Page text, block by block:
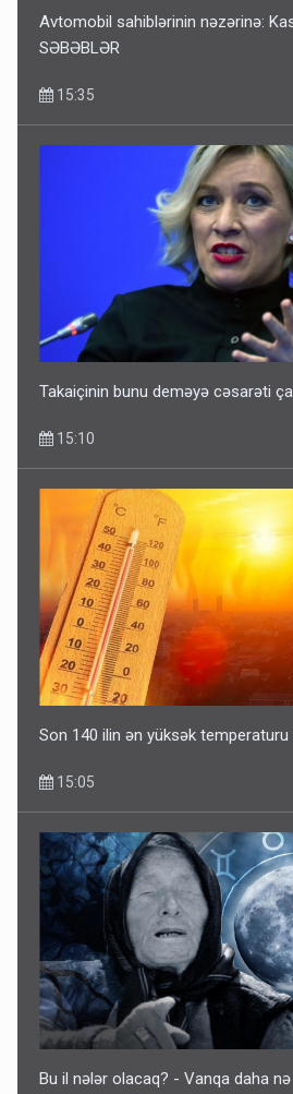
Avtomobil sahiblərinin nəzərinə:
SƏBƏBLƏR
15:35
Takaiçinin bunu deməyə cəsarəti
15:10
Son 140 ilin ən yüksək temperaturu
15:05
Bu il nələr olacaq? - Vanqa daha